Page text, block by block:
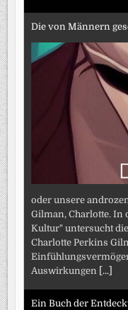
Die von Männern
oder unsere
Gilman, Charlotte.
Kultur" untersucht
Charlotte Perkins
Auswirkungen
[...]
Ein Buch der